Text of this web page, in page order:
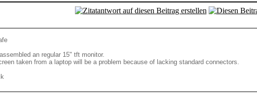
an regular 15" tft monitor.
taken from a laptop will be a problem because of lacking standard connectors.